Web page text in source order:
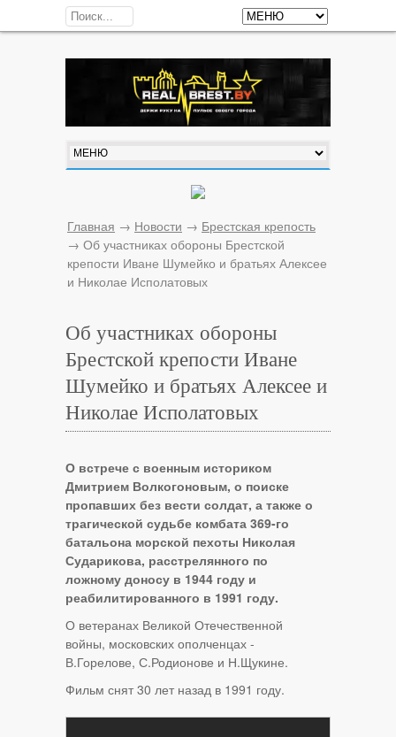
Главная → Новости → Брестская крепость
→ Об участниках обороны Брестской
крепости Иване Шумейко и братьях Алексее
и Николае Исполатовых
Об участниках обороны
Брестской крепости Иване
Шумейко и братьях Алексее и
Николае Исполатовых
О встрече с военным историком
Дмитрием Волкогоновым, о поиске
пропавших без вести солдат, а также о
трагической судьбе комбата 369-го
батальона морской пехоты Николая
Сударикова, расстрелянного по
ложному доносу в 1944 году и
реабилитированного в 1991 году.
О ветеранах Великой Отечественной
войны, московских ополченцах -
В.Горелове, С.Родионове и Н.Щукине.
Фильм снят 30 лет назад в 1991 году.